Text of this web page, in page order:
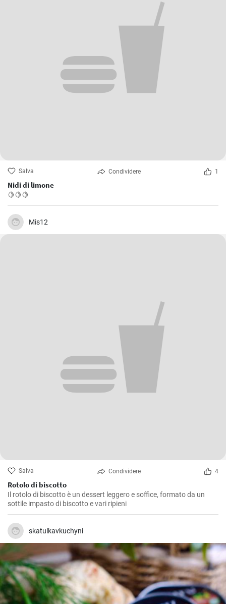
Salva Condividere 1
Nidi di limone
🍋🍋🍋
Mis12
Salva Condividere 4
Rotolo di biscotto
Il rotolo di biscotto è un dessert leggero e soffice, formato da un
sottile impasto di biscotto e vari ripieni
skatulkavkuchyni